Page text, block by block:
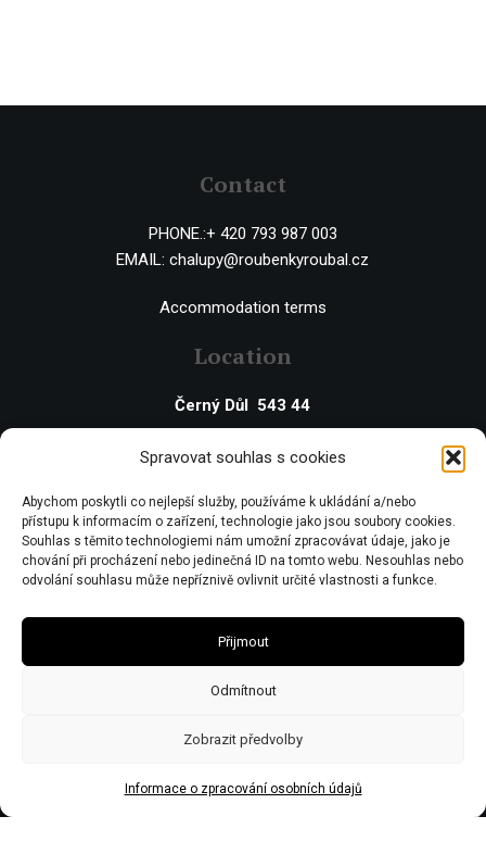
Spravovat souhlas s cookies
Abychom poskytli co nejlepší služby, používáme k ukládání a/nebo
přístupu k informacím o zařízení, technologie jako jsou soubory cookies.
Souhlas s těmito technologiemi nám umožní zpracovávat údaje, jako je
chování při procházení nebo jedinečná ID na tomto webu. Nesouhlas nebo
odvolání souhlasu může nepříznivě ovlivnit určité vlastnosti a funkce.
Přijmout
Odmítnout
Zobrazit předvolby
Informace o zpracování osobních údajů
Contact
PHONE.:+ 420 793 987 003
EMAIL:chalupy@roubenkyroubal.cz
Accommodation terms
Location
Černý Důl 543 44
IČO 67446281
Obecní živnostenský úřad zn:č.j.Ž/2578/08/Ry21953/3